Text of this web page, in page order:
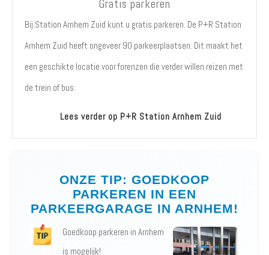
Gratis parkeren
Bij Station Arnhem Zuid kunt u gratis parkeren. De P+R Station
Arnhem Zuid heeft ongeveer 90 parkeerplaatsen. Dit maakt het
een geschikte locatie voor forenzen die verder willen reizen met
de trein of bus.
Lees verder op P+R Station Arnhem Zuid
ONZE TIP: GOEDKOOP
PARKEREN IN EEN
PARKEERGARAGE IN ARNHEM!
Goedkoop parkeren in Arnhem
is mogelijk!